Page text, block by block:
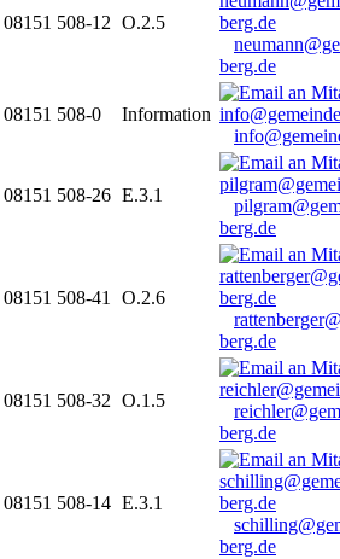
08151 508-12 O.2.5
berg.de
08151 508-0
Information
08151 508-26 E.3.1
berg.de
08151 508-41
O.2.6
berg.de
08151 508-32 O.1.5
berg.de
08151 508-14 E.3.1
berg.de